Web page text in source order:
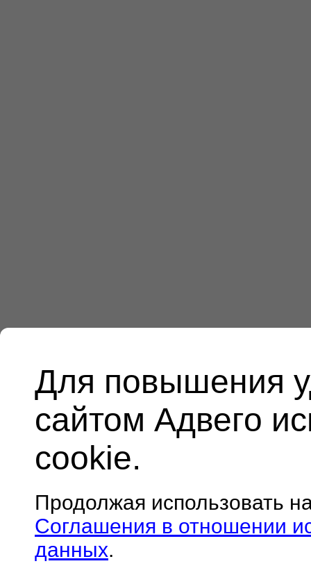
Для повышения
сайтом Адвего
cookie.
Продолжая использовать
Соглашения в отношении
данных.